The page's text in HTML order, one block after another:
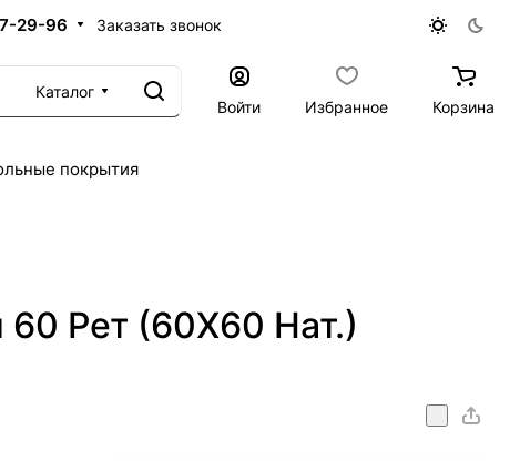
29-96 Заказать звонок
Каталог
Войти
Избранное Корзина
покрытия
Рет (60X60 Нат.)